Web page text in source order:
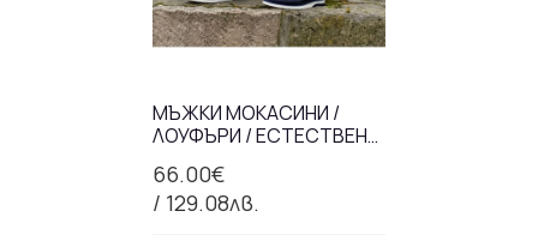
66.00€
/ 129.08лв.
МЪЖКИ МОКАСИНИ /
ЛОУФЪРИ / ЕСТЕСТВЕНА
АНАТОМИЧНА СТЕЛКА